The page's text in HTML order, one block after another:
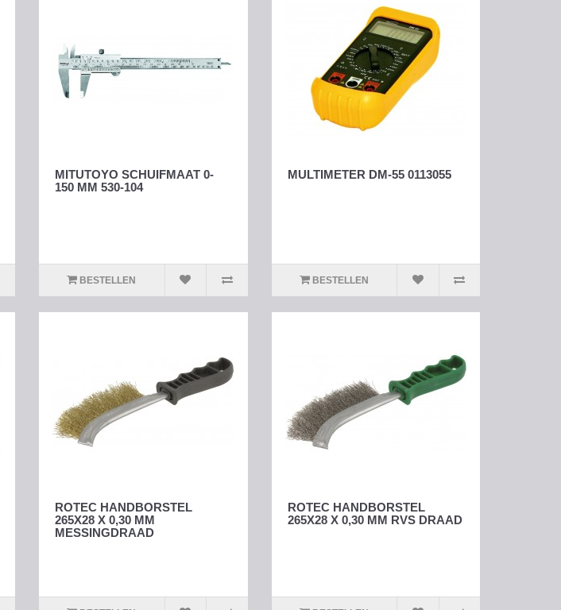
MITUTOYO SCHUIFMAAT 0-
150 MM 530-104
BESTELLEN
MULTIMETER DM-55 0113055
BESTELLEN
ROTEC HANDBORSTEL
265X28 X 0,30 MM
MESSINGDRAAD
ROTEC HANDBORSTEL
265X28 X 0,30 MM RVS DRAAD